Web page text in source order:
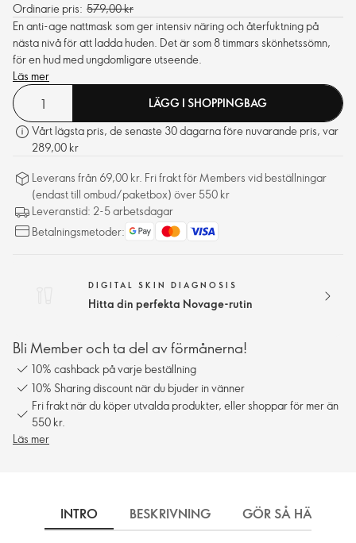
Ordinarie pris: 579,00 kr
En anti-age nattmask som ger intensiv näring och återfuktning på
nästa nivå för att ladda huden. Det är som 8 timmars skönhetssömn,
för en hud med ungdomligare utseende.
Läs mer
LÄGG I SHOPPINGBAG
Vårt lägsta pris, de senaste 30 dagarna före nuvarande pris, var
289,00 kr
Leverans från 69,00 kr. Fri frakt för Members vid beställningar
(endast till ombud/paketbox) över 550 kr
Leveranstid: 2-5 arbetsdagar
Betalningsmetoder:
DIGITAL SKIN DIAGNOSIS
Hitta din perfekta Novage-rutin
Bli Member och ta del av förmånerna!
10% cashback på varje beställning
10% Sharing discount när du bjuder in vänner
Fri frakt när du köper utvalda produkter, eller shoppar för mer än
550 kr.
Läs mer
INTRO BESKRIVNING GÖR SÅ HÄR